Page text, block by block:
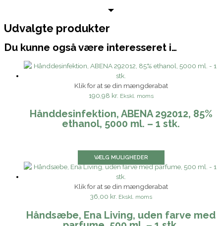
Udvalgte produkter
Du kunne også være interesseret i…
Klik for at se din mængderabat
190,98 kr. Ekskl. moms
Hånddesinfektion, ABENA 292012, 85%
ethanol, 5000 ml. – 1 stk.
VÆLG MULIGHEDER
Klik for at se din mængderabat
36,00 kr. Ekskl. moms
Håndsæbe, Ena Living, uden farve med